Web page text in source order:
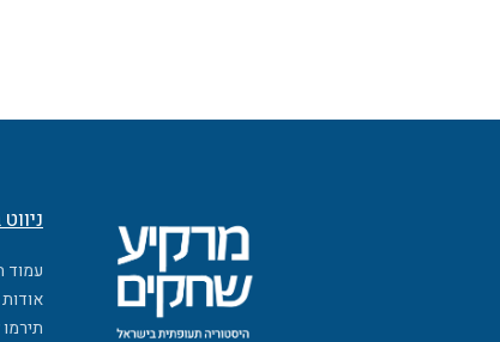
עמוד
אודות